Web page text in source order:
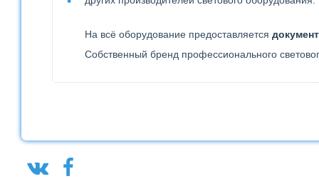
На всё оборудование предоставляется
Собственный бренд профессионального